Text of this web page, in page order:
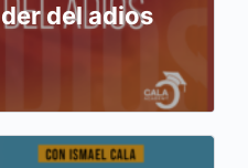
del adios